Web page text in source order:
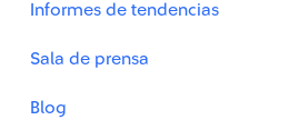
Informes de tendencias
Sala de prensa
Blog